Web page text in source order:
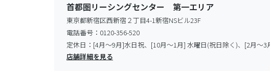
首都圏リーシングセンター 第一エリア
東京都新宿区西新宿２丁目4-1新宿NSビル23F
電話番号： 0120-356-520
定休日： [4月～9月]水日祝、[10月～1月] 水曜日(祝日除く)、[2月～3
店舗詳細を見る